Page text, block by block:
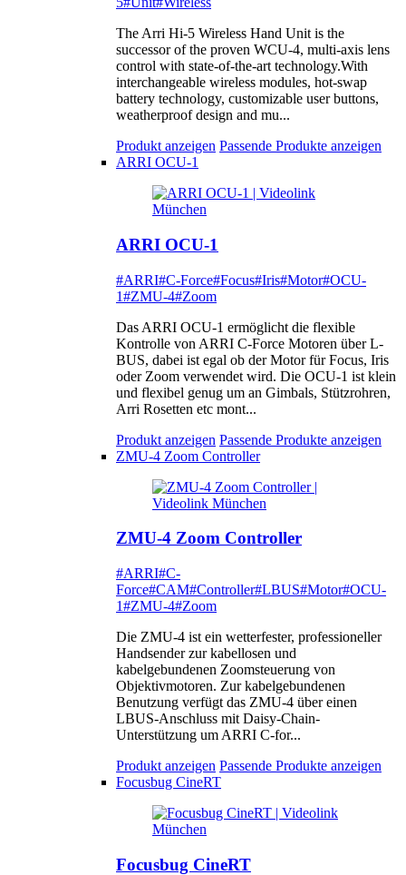
The Arri Hi-5 Wireless Hand Unit is the
successor of the proven WCU-4, multi-axis lens
control with state-of-the-art technology.With
interchangeable wireless modules, hot-swap
battery technology, customizable user buttons,
weatherproof design and mu...
Produkt anzeigen Passende Produkte anzeigen
ARRI OCU-1
ARRI OCU-1
#ARRI#C-Force#Focus#Iris#Motor#OCU-
1#ZMU-4#Zoom
Das ARRI OCU-1 ermöglicht die flexible
Kontrolle von ARRI C-Force Motoren über L-
BUS, dabei ist egal ob der Motor für Focus, Iris
oder Zoom verwendet wird. Die OCU-1 ist klein
und flexibel genug um an Gimbals, Stützrohren,
Arri Rosetten etc mont...
Produkt anzeigen Passende Produkte anzeigen
ZMU-4 Zoom Controller
ZMU-4 Zoom Controller
#ARRI#C-
Force#CAM#Controller#LBUS#Motor#OCU-
1#ZMU-4#Zoom
Die ZMU-4 ist ein wetterfester, professioneller
Handsender zur kabellosen und
kabelgebundenen Zoomsteuerung von
Objektivmotoren. Zur kabelgebundenen
Benutzung verfügt das ZMU-4 über einen
LBUS-Anschluss mit Daisy-Chain-
Unterstützung um ARRI C-for...
Produkt anzeigen Passende Produkte anzeigen
Focusbug CineRT
Focusbug CineRT